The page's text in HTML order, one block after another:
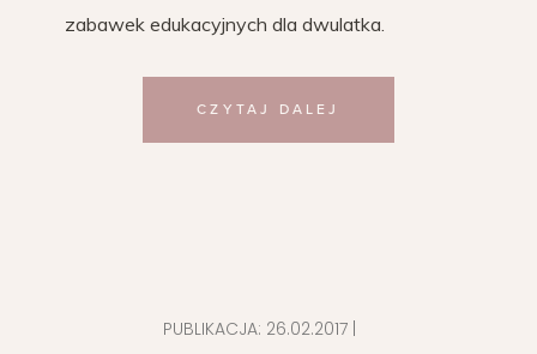
zabawek edukacyjnych dla dwulatka.
CZYTAJ DALEJ
PUBLIKACJA: 26.02.2017